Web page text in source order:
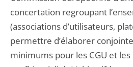
concertation regroupant
(associations d’utilisateurs,
permettre d’élaborer
minimums pour les CGU et